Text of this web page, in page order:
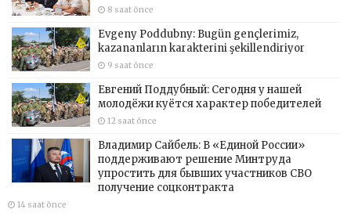
8 saat önce
Evgeny Poddubny: Bugün gençlerimiz,
kazananların karakterini şekillendiriyor
9 saat önce
Евгений Поддубный: Сегодня у нашей
молодёжи куётся характер победителей
12 saat önce
Владимир Сайбель: В «Единой России»
поддерживают решение Минтруда
упростить для бывших участников СВО
получение соцконтракта
14 saat önce